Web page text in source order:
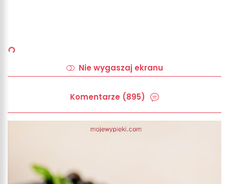
Nie wygaszaj ekranu
Komentarze (895)